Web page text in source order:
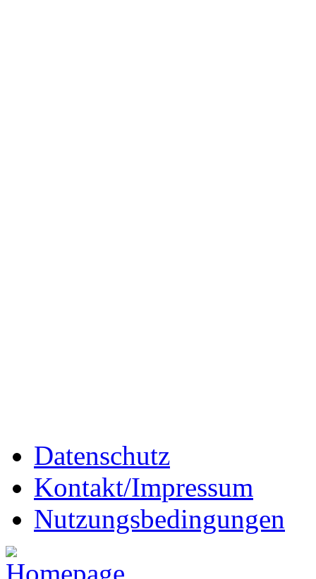
Datenschutz
Kontakt/Impressum
Nutzungsbedingungen